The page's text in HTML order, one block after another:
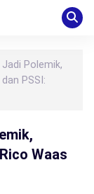
Polemik,
PSSI:
Waas